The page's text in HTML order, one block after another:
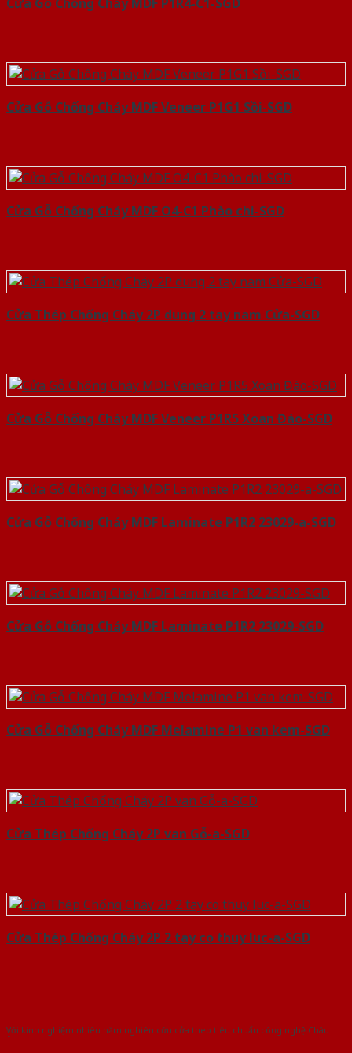
Cửa Gỗ Chống Cháy MDF Veneer P1G1 Sồi-SGD
Cửa Gỗ Chống Cháy MDF O4-C1 Phào chi-SGD
Cửa Thép Chống Cháy 2P dung 2 tay nam Cửa-SGD
Cửa Gỗ Chống Cháy MDF Veneer P1R5 Xoan Đào-SGD
Cửa Gỗ Chống Cháy MDF Laminate P1R2 23029-a-SGD
Cửa Gỗ Chống Cháy MDF Laminate P1R2 23029-SGD
Cửa Gỗ Chống Cháy MDF Melamine P1 van kem-SGD
Cửa Thép Chống Cháy 2P van Gỗ-a-SGD
Cửa Thép Chống Cháy 2P 2 tay co thuy luc-a-SGD
Với kinh nghiệm nhiêu năm nghiên cứu cửa theo tiêu chuẩn công nghệ Châu